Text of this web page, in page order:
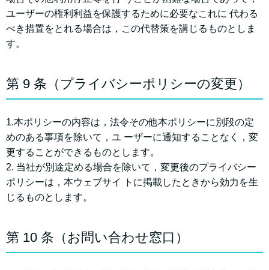
ユーザーの権利利益を保護するために必要なこれに 代わる
べき措置をとれる場合は，この代替策を講じるものとしま
す。
第 9 条（プライバシーポリシーの変更）
1.本ポリシーの内容は，法令その他本ポリシーに別段の定
めのある事項を除いて，ユ ーザーに通知することなく，変
更することができるものとします。
2. 当社が別途定める場合を除いて，変更後のプライバシー
ポリシーは，本ウェブサイ トに掲載したときから効⼒を⽣
じるものとします。
第 10 条（お問い合わせ窓⼝）